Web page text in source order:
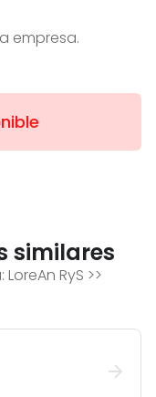
empresa.
similares
LoreAn RyS >>